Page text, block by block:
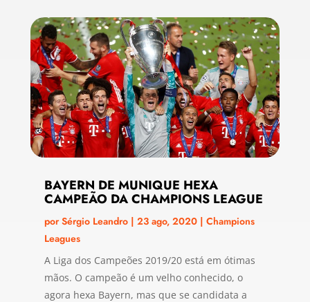
BAYERN DE MUNIQUE HEXA
CAMPEÃO DA CHAMPIONS LEAGUE
porSérgio Leandro| 23 ago, 2020| Champions
Leagues
A Liga dos Campeões 2019/20 está em ótimas
mãos. O campeão é um velho conhecido, o
agora hexa Bayern, mas que se candidata a